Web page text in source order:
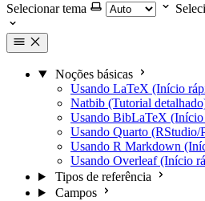
Selecionar tema
Noções básicas
Usando LaTeX (Início
Natbib (Tutorial
Usando BibLaTeX
Usando Quarto
Usando R Markdown
Usando Overleaf (Início
Tipos de referência
Campos